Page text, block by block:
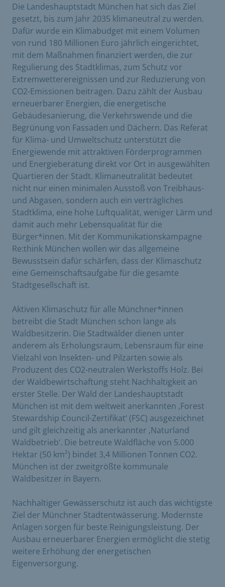
Die Landeshauptstadt München hat sich das Ziel
gesetzt, bis zum Jahr 2035 klimaneutral zu werden.
Dafür wurde ein Klimabudget mit einem Volumen
von rund 180 Millionen Euro jährlich eingerichtet,
mit dem Maßnahmen finanziert werden, die zur
Regulierung des Stadtklimas, zum Schutz vor
Extremwetterereignissen und zur Reduzierung von
CO2-Emissionen beitragen. Dazu zählt der Ausbau
erneuerbarer Energien, die energetische
Gebäudesanierung, die Verkehrswende und die
Begrünung von Fassaden und Dächern. Das Referat
für Klima- und Umweltschutz unterstützt die
Energiewende mit attraktiven Förderprogrammen
und Energieberatung direkt vor Ort in ausgewählten
Quartieren der Stadt. Klimaneutralität bedeutet
nicht nur einen minimalen Ausstoß von Treibhaus-
und Abgasen, sondern auch ein verträgliches
Stadtklima, eine hohe Luftqualität, weniger Lärm und
damit auch mehr Lebensqualität für die
Bürger*innen. Mit der Kommunikationskampagne
Re:think München wollen wir das allgemeine
Bewusstsein dafür schärfen, dass der Klimaschutz
eine Gemeinschaftsaufgabe für die gesamte
Stadtgesellschaft ist.
Aktiven Klimaschutz für alle Münchner*innen
betreibt die Stadt München schon lange als
Waldbesitzerin. Die Stadtwälder dienen unter
anderem als Erholungsraum, Lebensraum für eine
Vielzahl von Insekten- und Pilzarten sowie als
Produzent des CO2-neutralen Werkstoffs Holz. Bei
der Waldbewirtschaftung steht Nachhaltigkeit an
erster Stelle. Der Wald der Landeshauptstadt
München ist mit dem weltweit anerkannten ‚Forest
Stewardship Council-Zertifikat‘ (FSC) ausgezeichnet
und gilt gleichzeitig als anerkannter ‚Naturland
Waldbetrieb‘. Die betreute Waldfläche von 5.000
Hektar (50 km²) bindet 3,4 Millionen Tonnen CO2.
München ist der zweitgrößte kommunale
Waldbesitzer in Bayern.
Nachhaltiger Gewässerschutz ist auch das wichtigste
Ziel der Münchner Stadtentwässerung. Modernste
Anlagen sorgen für beste Reinigungsleistung. Der
Ausbau erneuerbarer Energien ermöglicht die stetig
weitere Erhöhung der energetischen
Eigenversorgung.